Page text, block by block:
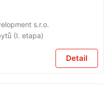
s.r.o.
(I. etapa)
Detail